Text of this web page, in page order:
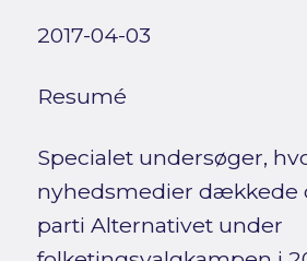
2017-04-03
Resumé
Specialet undersøger,
nyhedsmedier dækkede
parti Alternativet under